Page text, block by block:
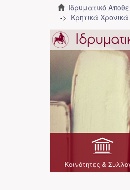
Ιδρυματικό
Κρητικά
Κοινότητες &